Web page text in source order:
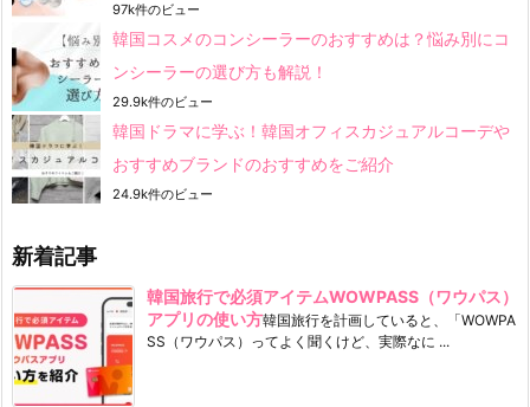
97k件のビュー
韓国コスメのコンシーラーのおすすめは？悩み別にコ
ンシーラーの選び方も解説！
29.9k件のビュー
韓国ドラマに学ぶ！韓国オフィスカジュアルコーデや
おすすめブランドのおすすめをご紹介
24.9k件のビュー
新着記事
韓国旅行で必須アイテムWOWPASS（ワウパス）
アプリの使い方韓国旅行を計画していると、「WOWPA
SS（ワウパス）ってよく聞くけど、実際なに ...